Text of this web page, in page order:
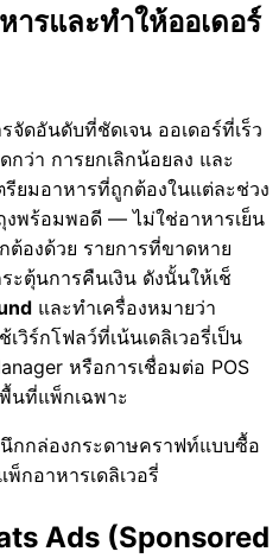
ารและทำให้ออเดอร์
จัดอันดับที่ชัดเจน ออเดอร์ที่เร็ว
กว่า การยกเลิกน้อยลง และ
รียมอาหารที่ถูกต้องในแต่ละช่วง
งพร้อมพอดี — ไม่ใช่อาหารเย็น
องด้วย รายการที่ขาดหาย
ะตุ้นการคืนเงิน ดังนั้นให้เช็
และทำเครื่องหมายว่า
วิร์กโฟลว์ที่เน้นเดลิเวอรี่เป็น
หรือการเชื่อมต่อ POS
นที่แพ็กเฉพาะ
กกล่องกระดาษคราฟท์แบบซื้อ
กอาหารเดลิเวอรี่
Ads (Sponsored